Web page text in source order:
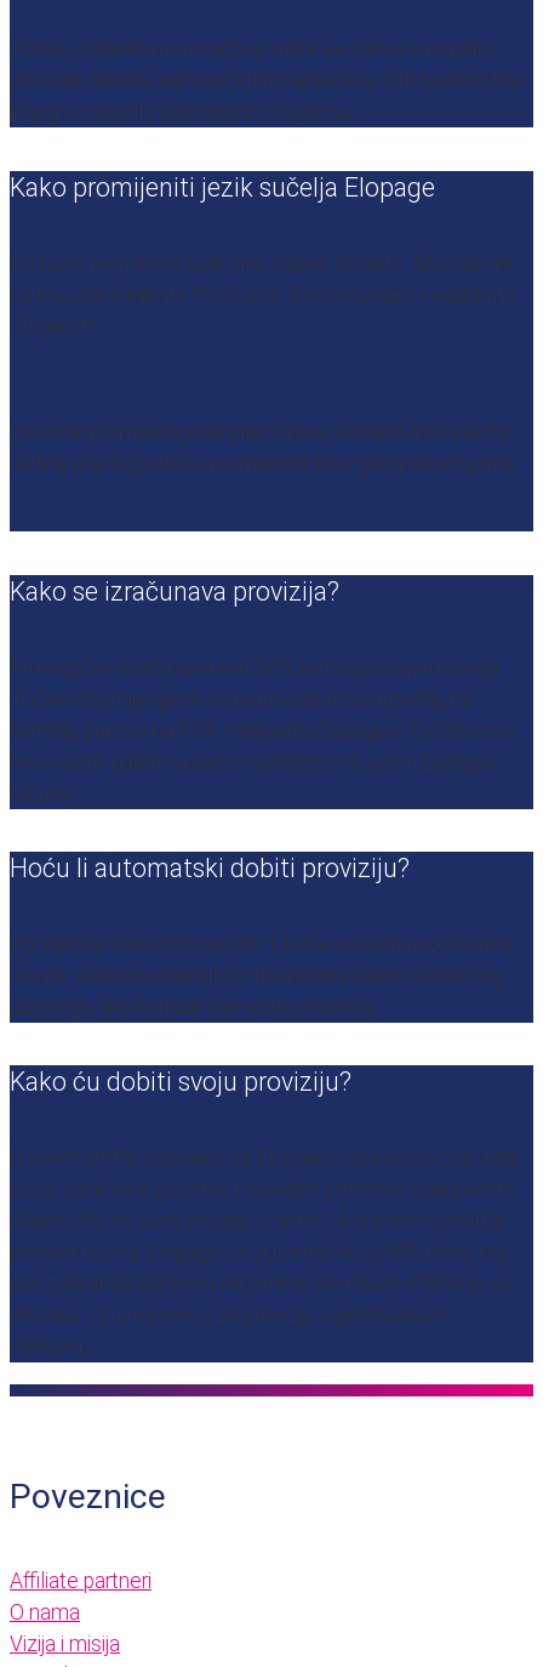
Podaci o bankovnom računu traže se samo za isplatu
provizija. Nikada vam neće biti naplaćeno išta tijekom bilo
kojeg od younity partnerskih programa.
Kako promijeniti jezik sučelja Elopage
Da biste promijenili jezik prije prijave, dodajte &locale=hr
na kraj urla ili kliknite Profil pod “Einstellungen” i odaberite
“Englisch”:
Da biste promijenili jezik prije prijave, dodajte &locale=hr
na kraj urla ili ga ručno promijenite kroz gornji desni gumb:
Kako se izračunava provizija?
Provizija se izračunava kao 30% neto iznosa proizvoda.
Točan broj mijenja se od proizvoda do proizvoda, na
temelju poreza na PDV i naknada Elopagea. Točan iznos
moći ćete vidjeti na kartici statistike na svom Elopage
računu.
Hoću li automatski dobiti proviziju?
Po zakonu smo dužni pružiti 14-dnevno jamstvo povrata
novca, vaša provizija bit će finalizirana nakon isteka tog
razdoblja, ako korisnik nije vratio proizvod.
Kako ću dobiti svoju proviziju?
U svom profilu izdavača na Elopageu obavezno popunite
svoje bankovne podatke i navedite potrebne dokumente.
Nakon što se izvrši prodaja i završi 14-dnevno razdoblje
povrata novca, Elopage će automatski uplatiti iznos koji
ste zaradili na bankovni račun koji ste naveli. Plaćanje se
vrši oko 15. u mjesecu za proviziju u prethodnom
mjesecu.
Poveznice
Affiliate partneri
O nama
Vizija i misija